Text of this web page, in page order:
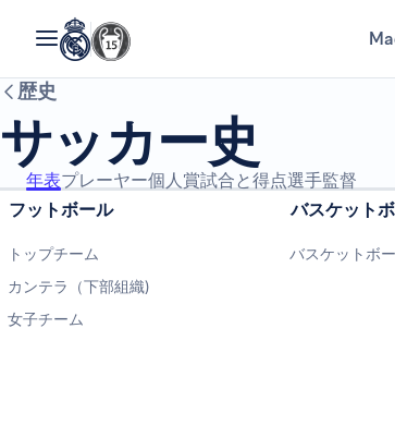
歴史
サッカー史
年表プレーヤー個人賞試合と得点選手監督
フットボール
トップチーム
カンテラ（下部組織)
女子チーム
バスケット
バスケットボ